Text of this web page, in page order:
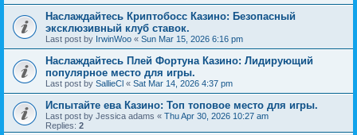
Наслаждайтесь Криптобосс Казино: Безопасный
эксклюзивный клуб ставок.
Last post by IrwinWoo « Sun Mar 15, 2026 6:16 pm
Наслаждайтесь Плей Фортуна Казино: Лидирующий
популярное место для игры.
Last post by SallieCl « Sat Mar 14, 2026 4:37 pm
Испытайте ева Казино: Топ топовое место для игры.
Last post by Jessica adams « Thu Apr 30, 2026 10:27 am
Replies: 2